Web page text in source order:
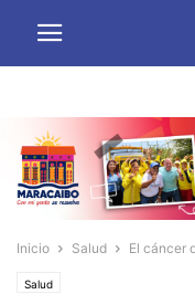
Inicio Salud El cáncer
Salud